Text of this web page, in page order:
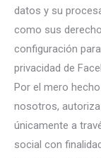
datos y su
como sus
configuración
privacidad de
Por el mero
nosotros,
únicamente a
social con